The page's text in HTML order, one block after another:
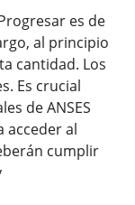
es de
al principio
cantidad. Los
Es crucial
de ANSES
acceder al
cumplir